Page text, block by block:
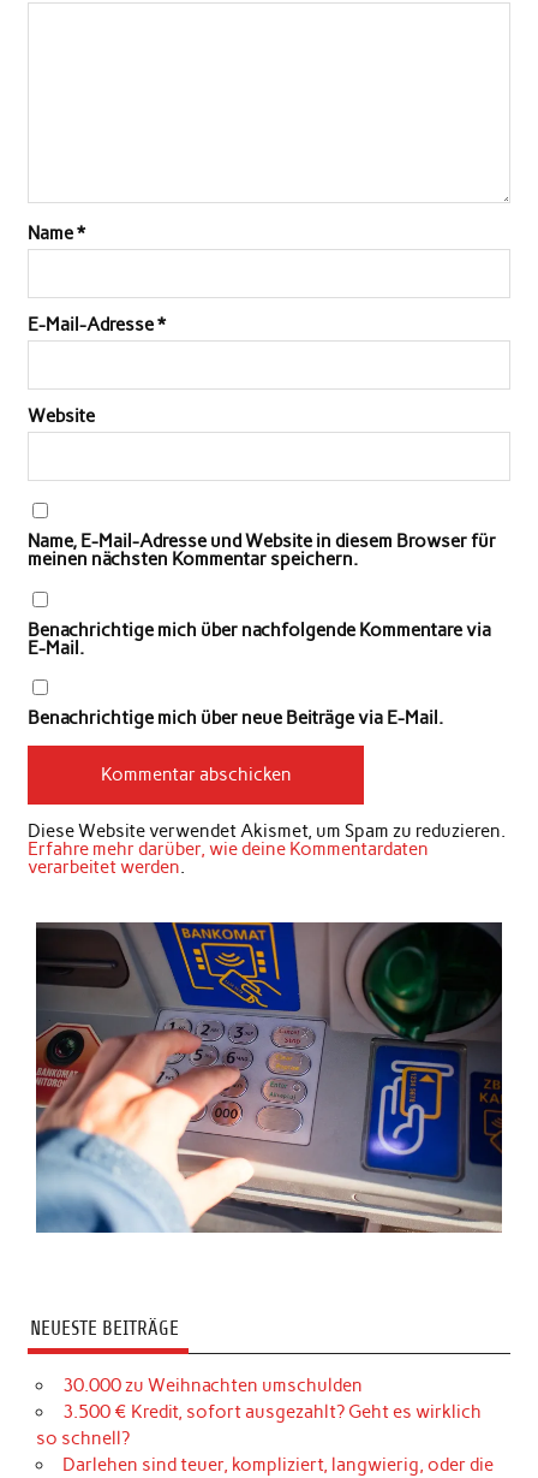
Name*
E-Mail-Adresse*
Website
Name, E-Mail-Adresse und Website in diesem Browser für
meinen nächsten Kommentar speichern.
Benachrichtige mich über nachfolgende Kommentare via
E-Mail.
Benachrichtige mich über neue Beiträge via E-Mail.
Diese Website verwendet Akismet, um Spam zu reduzieren.
Erfahre mehr darüber, wie deine Kommentardaten
verarbeitet werden.
NEUESTE BEITRÄGE
30.000 zu Weihnachten umschulden
3.500 € Kredit, sofort ausgezahlt? Geht es wirklich
so schnell?
Darlehen sind teuer, kompliziert, langwierig, oder die